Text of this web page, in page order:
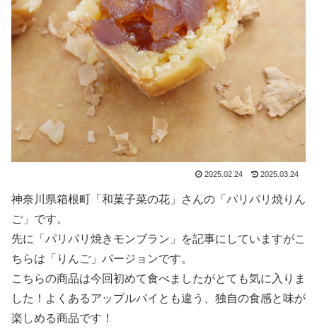
2025.02.24 2025.03.24
神奈川県箱根町「和菓子菜の花」さんの「パリパリ焼りん
ご」です。
先に「パリパリ焼きモンブラン」を記事にしていますがこ
ちらは「りんご」バージョンです。
こちらの商品は今回初めて食べましたがとても気に入りま
した！よくあるアップルパイとも違う、独自の食感と味が
楽しめる商品です！